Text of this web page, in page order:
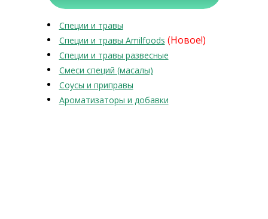
Специи и травы
Специи и травы Amilfoods (Новое!)
Специи и травы развесные
Смеси специй (масалы)
Соусы и приправы
Ароматизаторы и добавки